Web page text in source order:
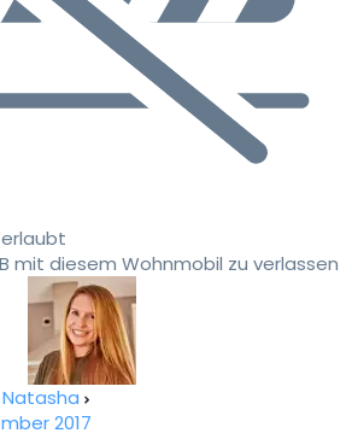
mit diesem Wohnmobil zu verlassen
2017